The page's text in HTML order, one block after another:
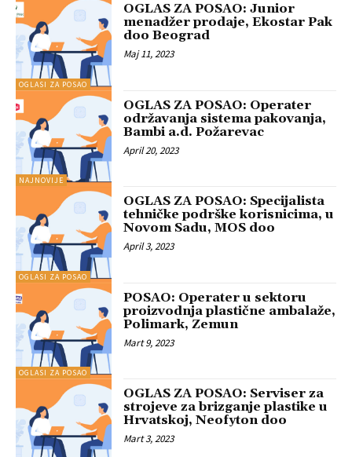
OGLASI ZA POSAO
OGLAS ZA POSAO: Junior
menadžer prodaje, Ekostar Pak
doo Beograd
Maj 11, 2023
NAJNOVIJE
OGLAS ZA POSAO: Operater
održavanja sistema pakovanja,
Bambi a.d. Požarevac
April 20, 2023
OGLASI ZA POSAO
OGLAS ZA POSAO: Specijalista
tehničke podrške korisnicima, u
Novom Sadu, MOS doo
April 3, 2023
OGLASI ZA POSAO
POSAO: Operater u sektoru
proizvodnja plastične ambalaže,
Polimark, Zemun
Mart 9, 2023
OGLAS ZA POSAO: Serviser za
strojeve za brizganje plastike u
Hrvatskoj, Neofyton doo
Mart 3, 2023